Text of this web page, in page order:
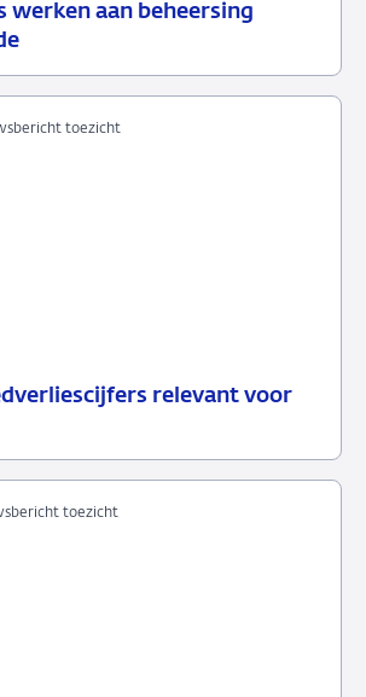
werken aan beheersing
relevant voor
toezicht
toezicht